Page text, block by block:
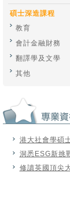
碩士深造課程
教育
會計金融財務
翻譯學及文學
其他
港大社會學碩
洞悉ESG新挑
修讀英國頂尖